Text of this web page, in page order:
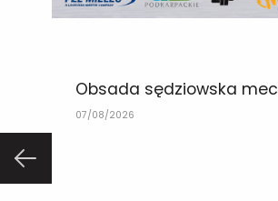
Obsada sędziowska
07/08/2026